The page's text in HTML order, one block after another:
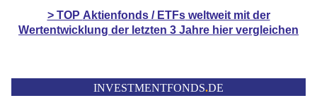
> TOP Aktienfonds / ETFsweltweit mit der
Wertentwicklung der letzten 3 Jahre hier vergleichen
INVESTMENTFONDS.DE